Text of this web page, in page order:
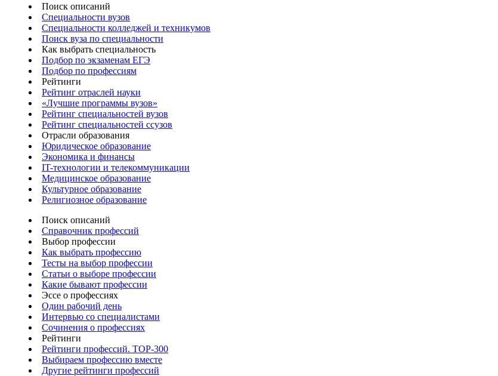
Поиск описаний
Специальности вузов
Специальности колледжей и техникумов
Поиск вуза по специальности
Как выбрать специальность
Подбор по экзаменам ЕГЭ
Подбор по профессиям
Рейтинги
Рейтинг отраслей науки
«Лучшие программы вузов»
Рейтинг специальностей вузов
Рейтинг специальностей ссузов
Отрасли образования
Юридическое образование
Экономика и финансы
IT-технологии и телекоммуникации
Медицинское образование
Культурное образование
Религиозное образование
Поиск описаний
Справочник профессий
Выбор профессии
Как выбрать профессию
Тесты на выбор профессии
Статьи о выборе профессии
Какие бывают профессии
Эссе о профессиях
Один рабочий день
Интервью со специалистами
Сочинения о профессиях
Рейтинги
Рейтинги профессий. TOP-300
Выбираем профессию вместе
Другие рейтинги профессий